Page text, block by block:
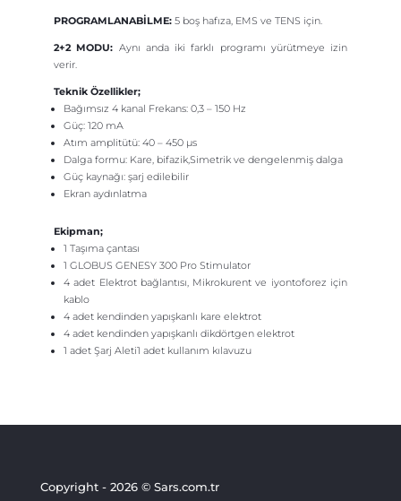
PROGRAMLANABİLME: 5 boş hafıza, EMS ve TENS için.
2+2 MODU: Aynı anda iki farklı programı yürütmeye izin
verir.
Teknik Özellikler;
Bağımsız 4 kanal Frekans: 0,3 – 150 Hz
Güç: 120 mA
Atım amplitütü: 40 – 450 μs
Dalga formu: Kare, bifazik,Simetrik ve dengelenmiş dalga
Güç kaynağı: şarj edilebilir
Ekran aydınlatma
Ekipman;
1 Taşıma çantası
1 GLOBUS GENESY 300 Pro Stimulator
4 adet Elektrot bağlantısı, Mikrokurent ve iyontoforez için
kablo
4 adet kendinden yapışkanlı kare elektrot
4 adet kendinden yapışkanlı dikdörtgen elektrot
1 adet Şarj Aleti1 adet kullanım kılavuzu
Copyright - 2026 © Sars.com.tr